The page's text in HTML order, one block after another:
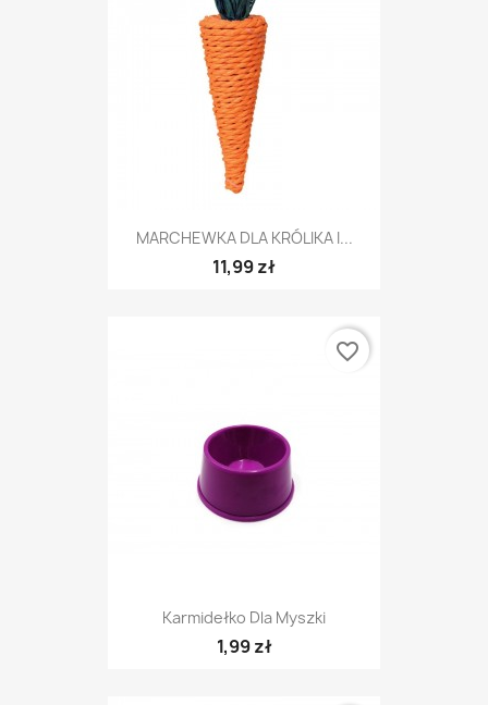
MARCHEWKA DLA KRÓLIKA I...
11,99 zł
Karmidełko Dla Myszki
1,99 zł
favorite_border